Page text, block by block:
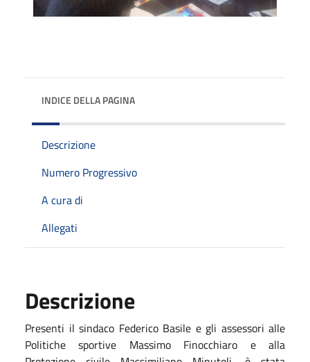
INDICE DELLA PAGINA
Descrizione
Numero Progressivo
A cura di
Allegati
Descrizione
Presenti il sindaco Federico Basile e gli assessori alle
Politiche sportive Massimo Finocchiaro e alla